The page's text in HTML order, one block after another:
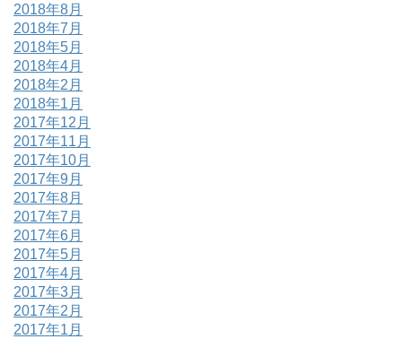
2018年8月
2018年7月
2018年5月
2018年4月
2018年2月
2018年1月
2017年12月
2017年11月
2017年10月
2017年9月
2017年8月
2017年7月
2017年6月
2017年5月
2017年4月
2017年3月
2017年2月
2017年1月